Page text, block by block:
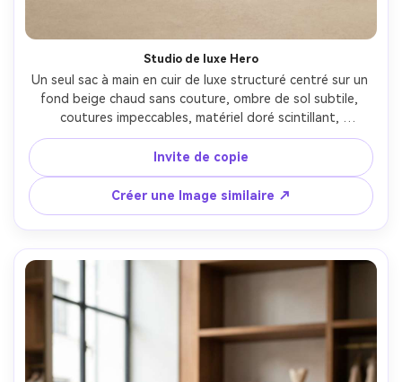
Studio de luxe Hero
Un seul sac à main en cuir de luxe structuré centré sur un
fond beige chaud sans couture, ombre de sol subtile,
coutures impeccables, matériel doré scintillant,
configuration studio ultra-propre avec lumière de clé
softbox et remplissage doux, prise sur Canon EOS R5,
objectif 85 mm, f/8, mise au point du produit tranchante,
photographie de produit éditoriale premium, grain de cuir
naturel, haute résolution, gradation des couleurs
minimale-AR 4:5
Invite de copie
Créer une Image similaire ↗